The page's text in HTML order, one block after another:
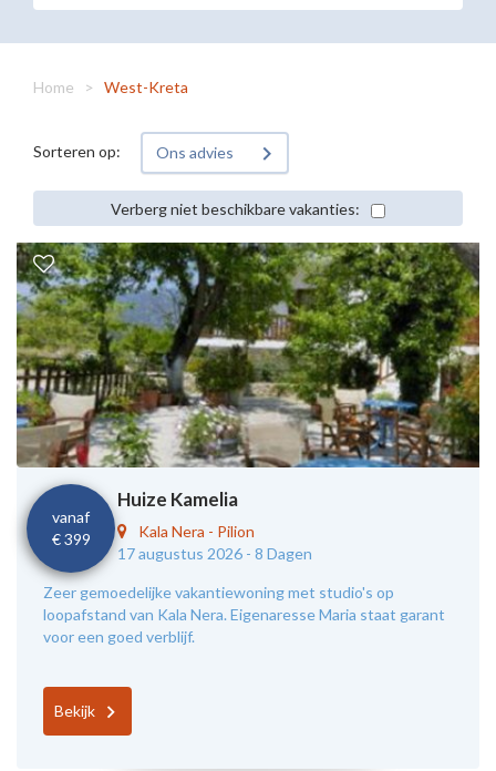
Home > West-Kreta
Sorteren op: Ons advies
Verberg niet beschikbare vakanties:
vanaf
€ 399
Huize Kamelia
Kala Nera - Pilion
17 augustus 2026 - 8 Dagen
Zeer gemoedelijke vakantiewoning met studio's op
loopafstand van Kala Nera. Eigenaresse Maria staat garant
voor een goed verblijf.
Bekijk